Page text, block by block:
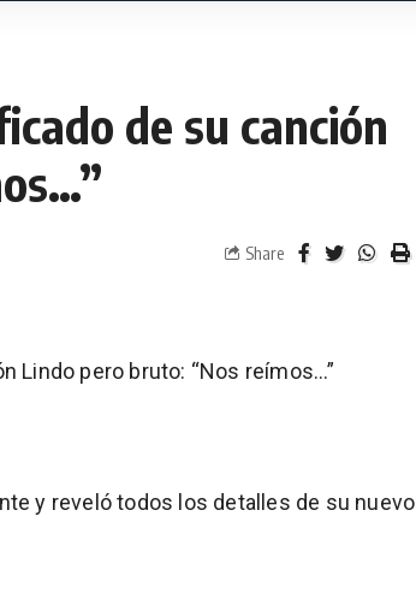
de su canción
Share
Lindo pero bruto: “Nos reímos…”
y reveló todos los detalles de su nuevo